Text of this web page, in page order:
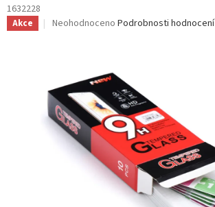
1632228
Akce
Průměrné
z
5
hvězdiček.
Neohodnoceno Podrobnosti hodnocení